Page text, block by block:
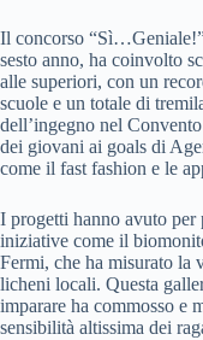
Il concorso
sesto anno, ha coinvolto
alle superiori, con un
scuole e un totale di
dell’ingegno nel
dei giovani ai goals di
come il fast fashion e le
I progetti hanno avuto per
iniziative come il
Fermi, che ha misurato la
licheni locali. Questa
imparare ha commosso e
sensibilità altissima dei